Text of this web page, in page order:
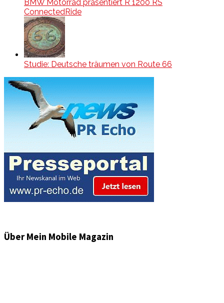
BMW Motorrad präsentiert R 1200 RS
ConnectedRide
Studie: Deutsche träumen von Route 66
Über Mein Mobile Magazin